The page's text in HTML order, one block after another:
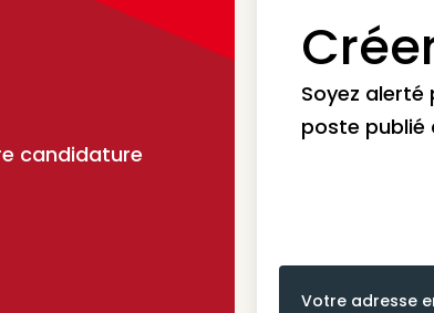
candidature
Soyez alerté
poste publié
Votre adresse